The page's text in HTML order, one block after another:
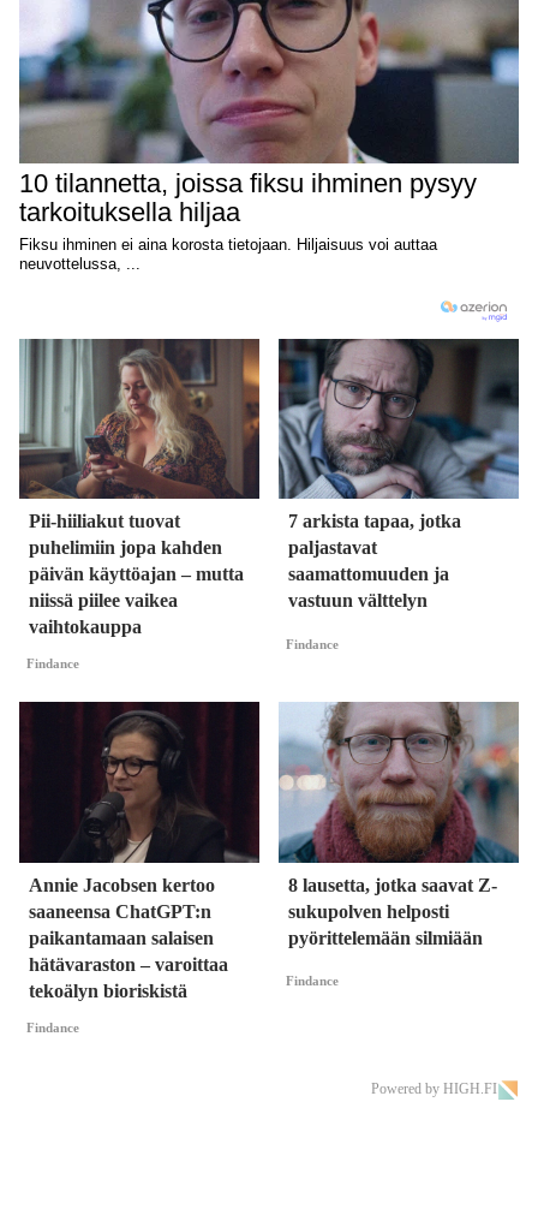
Pii-hiiliakut tuovat
puhelimiin jopa kahden
päivän käyttöajan – mutta
niissä piilee vaikea
vaihtokauppa
Findance
7 arkista tapaa, jotka
paljastavat
saamattomuuden ja
vastuun välttelyn
Findance
Annie Jacobsen kertoo
saaneensa ChatGPT:n
paikantamaan salaisen
hätävaraston – varoittaa
tekoälyn bioriskistä
Findance
8 lausetta, jotka saavat Z-
sukupolven helposti
pyörittelemään silmiään
Findance
Powered by HIGH.FI